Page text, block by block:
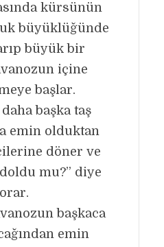
kürsünün
büyüklüğünde
büyük bir
içine
başlar.
başka taş
emin olduktan
döner ve
mu?” diye
başkaca
emin